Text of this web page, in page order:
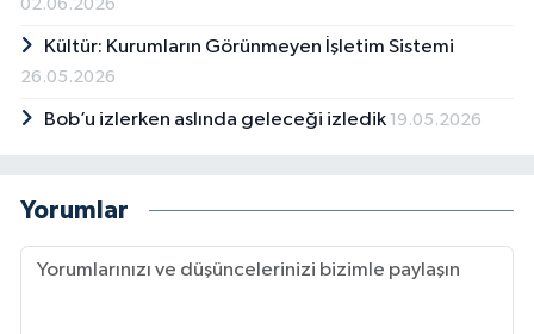
02.06.2026
Kültür: Kurumların Görünmeyen İşletim Sistemi
26.05.2026
Bob’u izlerken aslında geleceği izledik 19.05.2026
Yorumlar